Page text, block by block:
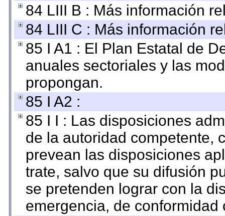
84 LIII B : Más información
84 LIII C : Más información
85 I A1 : El Plan Estatal de
anuales sectoriales y las
propongan.
85 I A2 :
85 I I : Las disposiciones
de la autoridad competente,
prevean las disposiciones
trate, salvo que su difusión
se pretenden lograr con la
emergencia, de